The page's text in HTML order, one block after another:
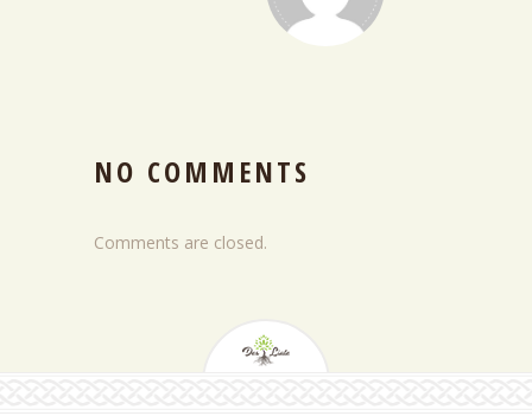
NO COMMENTS
Comments are closed.